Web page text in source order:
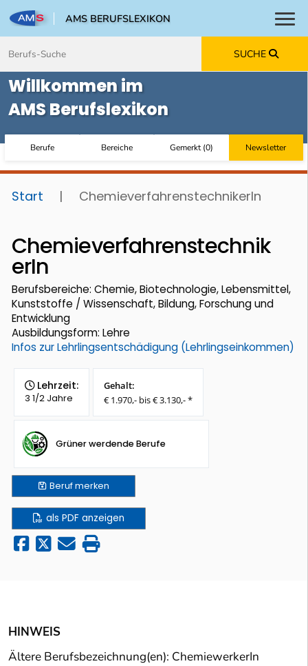
AMS BERUFSLEXIKON
SUCHE
Willkommen im
AMS Berufslexikon
Berufe Bereiche Gemerkt(0) Newsletter
Start | ChemieverfahrenstechnikerIn
Chemieverfahrenstechnik
erIn
Berufsbereiche: Chemie, Biotechnologie, Lebensmittel,
Kunststoffe / Wissenschaft, Bildung, Forschung und
Entwicklung
Ausbildungsform: Lehre
Infos zur Lehrlingsentschädigung (Lehrlingseinkommen)
Lehrzeit:
3 1/2 Jahre
Gehalt:
€ 1.970,- bis € 3.130,- *
Grüner werdende Berufe
Berufmerken
als PDF anzeigen
HINWEIS
Ältere Berufsbezeichnung(en): ChemiewerkerIn